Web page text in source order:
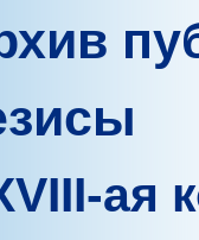
ая